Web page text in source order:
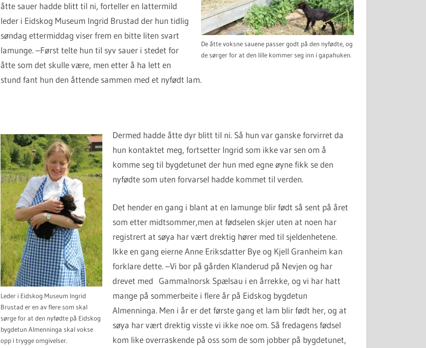
De åtte voksne sauene passer godt på den nyfødte, og
de sørger for at den lille kommer seg inn i gapahuken.
åtte sauer hadde blitt til ni, forteller en lattermild
leder i Eidskog Museum Ingrid Brustad der hun tidlig
søndag ettermiddag viser frem en bitte liten svart
lamunge. –Først telte hun til syv sauer i stedet for
åtte som det skulle være, men etter å ha lett en
stund fant hun den åttende sammen med et nyfødt lam.
Leder i Eidskog Museum Ingrid
Brustad er en av flere som skal
sørge for at den nyfødte på Eidskog
bygdetun Almenninga skal vokse
opp i trygge omgivelser.
Dermed hadde åtte dyr blitt til ni. Så hun var ganske forvirret da
hun kontaktet meg, fortsetter Ingrid som ikke var sen om å
komme seg til bygdetunet der hun med egne øyne fikk se den
nyfødte som uten forvarsel hadde kommet til verden.
Det hender en gang i blant at en lamunge blir født så sent på året
som etter midtsommer,men at fødselen skjer uten at noen har
registrert at søya har vært drektig hører med til sjeldenhetene.
Ikke en gang eierne Anne Eriksdatter Bye og Kjell Granheim kan
forklare dette. –Vi bor på gården Klanderud på Nevjen og har
drevet med Gammalnorsk Spælsau i en årrekke, og vi har hatt
mange på sommerbeite i flere år på Eidskog bygdetun
Almenninga. Men i år er det første gang et lam blir født her, og at
søya har vært drektig visste vi ikke noe om. Så fredagens fødsel
kom like overraskende på oss som de som jobber på bygdetunet,